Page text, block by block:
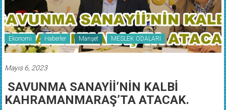
Ekonomi Haberler Manşet MESLEK ODALARI
SAVUNMA SANAYİİ’NİN KALBİ
KAHRAMANMARAŞ’TA ATACAK.